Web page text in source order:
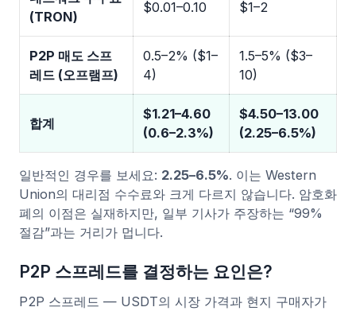
(TRON)
$0.01–0.10 $1–2
P2P 매도 스프
레드 (오프램프)
0.5–2% ($1–
4)
1.5–5% ($3–
10)
합계
$1.21–4.60
(0.6–2.3%)
$4.50–13.00
(2.25–6.5%)
일반적인 경우를 보세요: 2.25–6.5%. 이는 Western
Union의 대리점 수수료와 크게 다르지 않습니다. 암호화
폐의 이점은 실재하지만, 일부 기사가 주장하는 “99%
절감”과는 거리가 멉니다.
P2P 스프레드를 결정하는 요인은?
P2P 스프레드 — USDT의 시장 가격과 현지 구매자가